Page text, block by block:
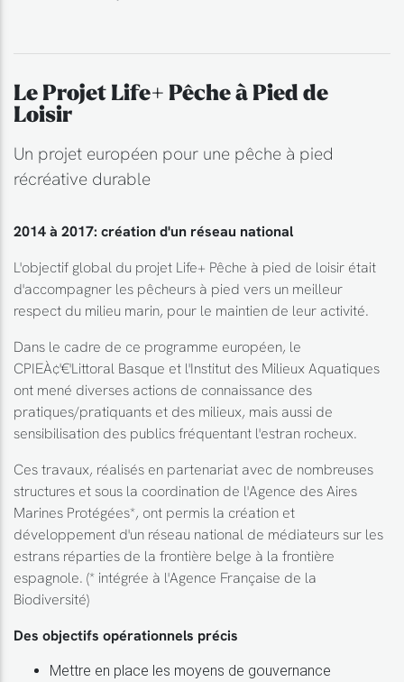
Le Projet Life+ Pêche à Pied de
Loisir
Un projet européen pour une pêche à pied
récréative durable
2014 à 2017: création d'un réseau national
L'objectif global du projet Life+ Pêche à pied de loisir était
d'accompagner les pêcheurs à pied vers un meilleur
respect du milieu marin, pour le maintien de leur activité.
Dans le cadre de ce programme européen, le
CPIEÀ¢'€'Littoral Basque et l'Institut des Milieux Aquatiques
ont mené diverses actions de connaissance des
pratiques/pratiquants et des milieux, mais aussi de
sensibilisation des publics fréquentant l'estran rocheux.
Ces travaux, réalisés en partenariat avec de nombreuses
structures et sous la coordination de l'Agence des Aires
Marines Protégées*, ont permis la création et
développement d'un réseau national de médiateurs sur les
estrans réparties de la frontière belge à la frontière
espagnole. (* intégrée à l'Agence Française de la
Biodiversité)
Des objectifs opérationnels précis
Mettre en place les moyens de gouvernance